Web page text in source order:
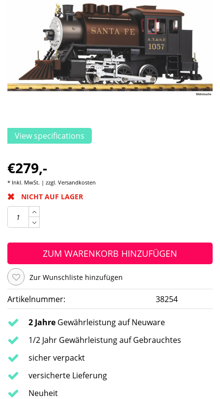
View specifications
€279,-
* Inkl. MwSt. | zzgl. Versandkosten
NICHT AUF LAGER
ZUM WARENKORB HINZUFÜGEN
Zur Wunschliste hinzufügen
Artikelnummer: 38254
2 Jahre Gewährleistung auf Neuware
1/2 Jahr Gewährleistung auf Gebrauchtes
sicher verpackt
versicherte Lieferung
Neuheit